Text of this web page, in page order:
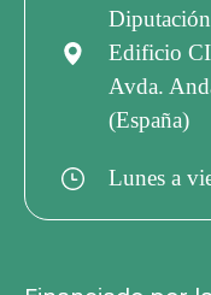
Edificio
Avda.
(España)
Lunes a